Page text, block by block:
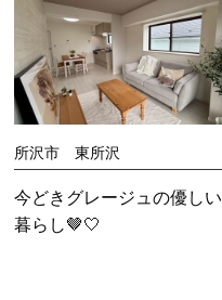
所沢市 東所沢
今どきグレージュの優しい
暮らし🤎🤍